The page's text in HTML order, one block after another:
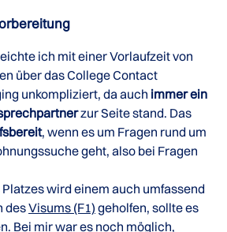
ich mit einer Vorlaufzeit von
über das College Contact
unkompliziert, da auch immer ein
zur Seite stand. Das
, wenn es um Fragen rund um
geht, also bei Fragen
wird einem auch umfassend
desVisums (F1) geholfen, sollte es
Bei mir war es noch möglich,